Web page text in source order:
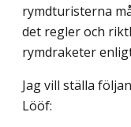
rymdturisterna
det regler och
rymdraketer
Jag vill ställa
Lööf: